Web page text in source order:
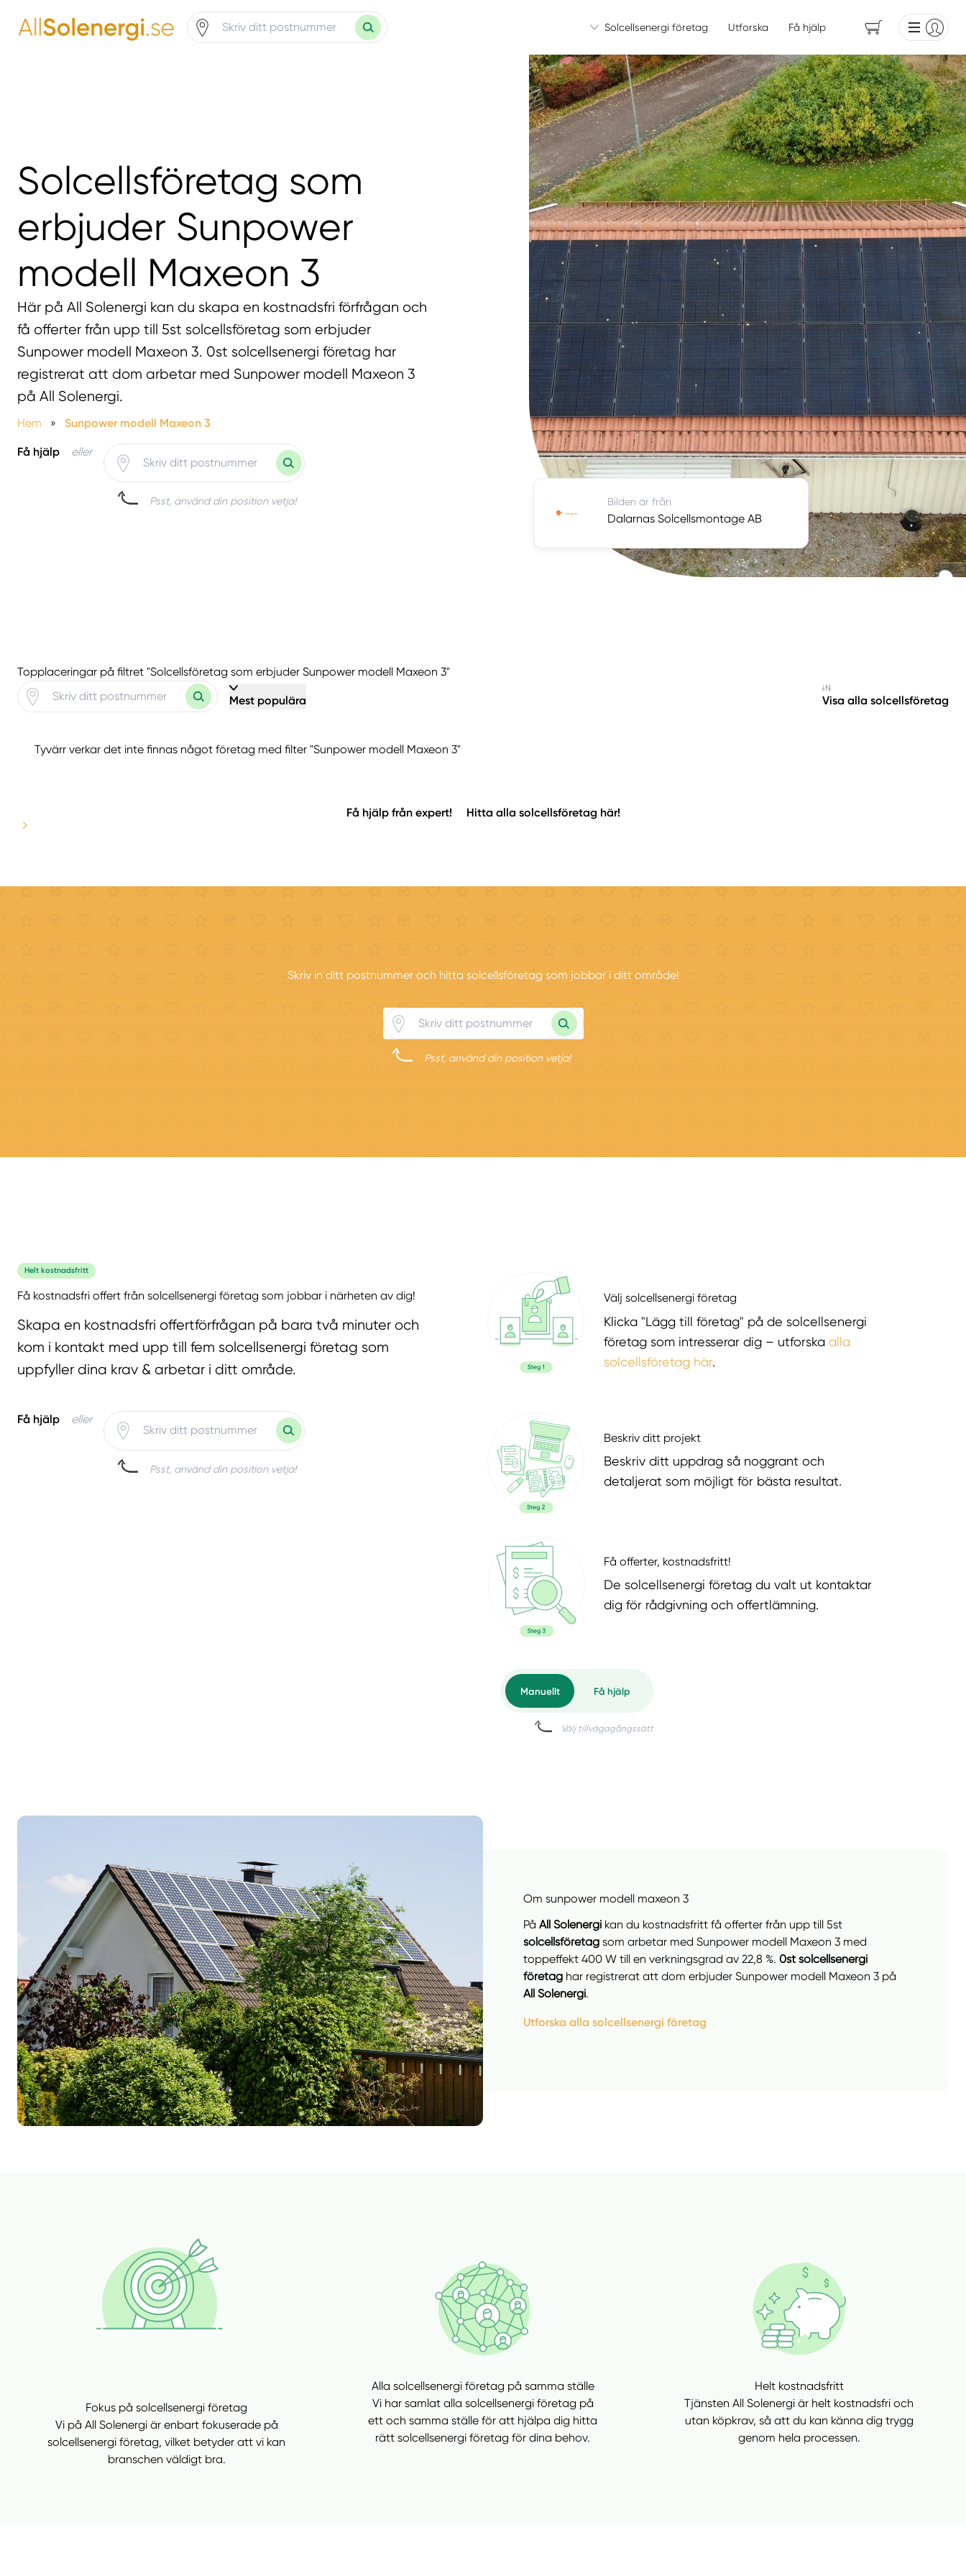
Solcellsenergi företag Utforska Få hjälp
Solcellsföretag som
erbjuder Sunpower
modell Maxeon 3
Här på All Solenergi kan du skapa en kostnadsfri förfrågan och
få offerter från upp till 5st solcellsföretag som erbjuder
Sunpower modell Maxeon 3. 0st solcellsenergi företag har
registrerat att dom arbetar med Sunpower modell Maxeon 3
på All Solenergi.
Hem » Sunpower modell Maxeon 3
Få hjälp eller
Psst, använd din position vetja! Bilden är från
Dalarnas Solcellsmontage AB
Topplaceringar på filtret "Solcellsföretag som erbjuder Sunpower modell Maxeon 3"
Mest populära Visa alla solcellsföretag
Tyvärr verkar det inte finnas något företag med filter "Sunpower modell Maxeon 3"
Få hjälp från expert! Hitta alla solcellsföretag här!
Skriv in ditt postnummer och hitta solcellsföretag som jobbar i ditt område!
Psst, använd din position vetja!
Helt kostnadsfritt
Få kostnadsfri offert från solcellsenergi företag som jobbar i närheten av dig!
Skapa en kostnadsfri offertförfrågan på bara två minuter och
kom i kontakt med upp till fem solcellsenergi företag som
uppfyller dina krav & arbetar i ditt område.
Få hjälp eller
Psst, använd din position vetja!
Välj solcellsenergi företag
Klicka "Lägg till företag" på de solcellsenergi
företag som intresserar dig – utforska alla
solcellsföretag här.
Beskriv ditt projekt
Beskriv ditt uppdrag så noggrant och
detaljerat som möjligt för bästa resultat.
Få offerter, kostnadsfritt!
De solcellsenergi företag du valt ut kontaktar
dig för rådgivning och offertlämning.
Om sunpower modell maxeon 3
På All Solenergi kan du kostnadsfritt få offerter från upp till 5st
solcellsföretag som arbetar med Sunpower modell Maxeon 3 med
toppeffekt 400 W till en verkningsgrad av 22,8 %. 0st solcellsenergi
företag har registrerat att dom erbjuder Sunpower modell Maxeon 3 på
All Solenergi.
Utforska alla solcellsenergi företag
Fokus på solcellsenergi företag
Vi på All Solenergi är enbart fokuserade på
solcellsenergi företag, vilket betyder att vi kan
branschen väldigt bra.
Alla solcellsenergi företag på samma ställe
Vi har samlat alla solcellsenergi företag på
ett och samma ställe för att hjälpa dig hitta
rätt solcellsenergi företag för dina behov.
Helt kostnadsfritt
Tjänsten All Solenergi är helt kostnadsfri och
utan köpkrav, så att du kan känna dig trygg
genom hela processen.